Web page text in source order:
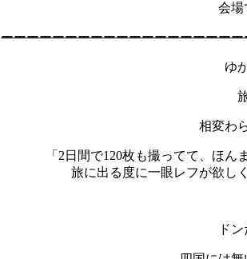
会場
ーーーーーーーーーーーーーーーーーー
ゆ
相変わ
「2日間で120枚も撮ってて、ほ
旅に出る度に一眼レフが欲し
ド